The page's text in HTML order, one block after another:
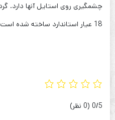
چشمگیری روی استایل آنها دارد.
18 عیار استاندارد ساخته شده است. این گردنبند زیبا و نمادار می‌باشد
‫0/5 ‫(0 نظر)